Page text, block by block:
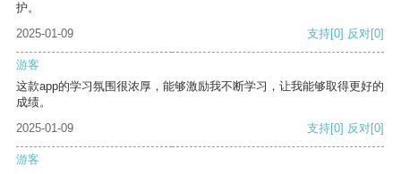
护。
2025-01-09
支持[0] 反对[0]
游客
这款app的学习氛围很浓厚，能够激励我不断学习，让我能够取得更好的
成绩。
2025-01-09
支持[0] 反对[0]
游客